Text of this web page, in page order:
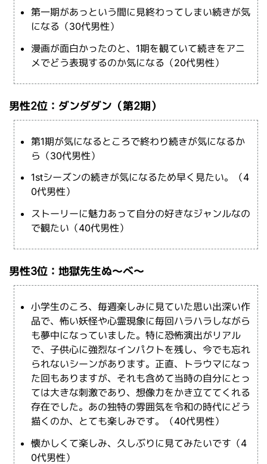
第一期があっという間に見終わってしまい続きが気
になる（30代男性）
漫画が面白かったのと、1期を観ていて続きをアニ
メでどう表現するのか気になる（20代男性）
男性2位：ダンダダン（第2期）
第1期が気になるところで終わり続きが気になるか
ら（30代男性）
1stシーズンの続きが気になるため早く見たい。（4
0代男性）
ストーリーに魅力あって自分の好きなジャンルなの
で観たい（40代男性）
男性3位：地獄先生ぬ～べ～
小学生のころ、毎週楽しみに見ていた思い出深い作
品で、怖い妖怪や心霊現象に毎回ハラハラしながら
も夢中になっていました。特に恐怖演出がリアル
で、子供心に強烈なインパクトを残し、今でも忘れ
られないシーンがあります。正直、トラウマになっ
た回もありますが、それも含めて当時の自分にとっ
ては大きな刺激であり、想像力をかき立ててくれる
存在でした。あの独特の雰囲気を令和の時代にどう
描くのか、とても楽しみです。（40代男性）
懐かしくて楽しみ、久しぶりに見てみたいです（4
0代男性）